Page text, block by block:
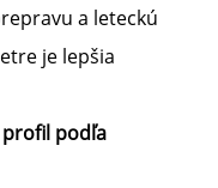
a leteckú
je lepšia
podľa